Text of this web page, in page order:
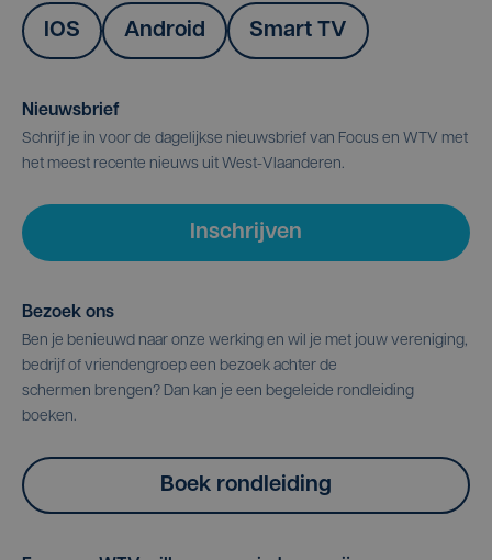
IOS Android Smart TV
Nieuwsbrief
Schrijf je in voor de dagelijkse nieuwsbrief van Focus en WTV met
het meest recente nieuws uit West-Vlaanderen.
Inschrijven
Bezoek ons
Ben je benieuwd naar onze werking en wil je met jouw vereniging,
bedrijf of vriendengroep een bezoek achter de
schermen brengen? Dan kan je een begeleide rondleiding
boeken.
Boek rondleiding